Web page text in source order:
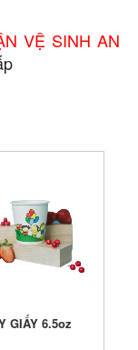
VỆ SINH AN
GIẤY 6.5oz